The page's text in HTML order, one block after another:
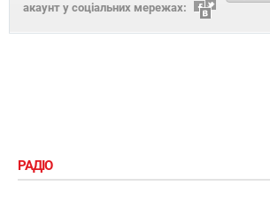
акаунт у соціальних мережах:
РАДІО